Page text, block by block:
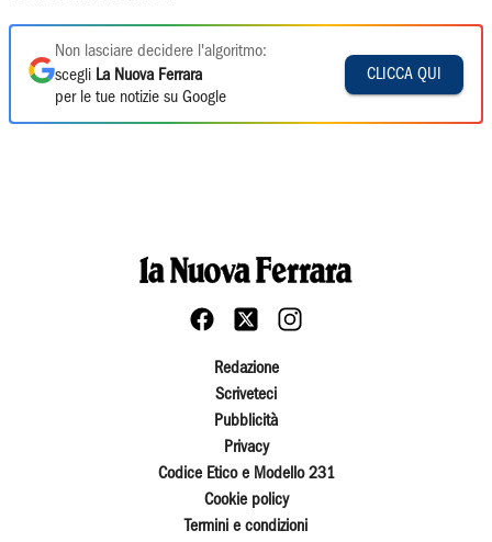
Non lasciare decidere l'algoritmo:
scegli La Nuova Ferrara
per le tue notizie su Google
CLICCA QUI
Redazione
Scriveteci
Pubblicità
Privacy
Codice Etico e Modello 231
Cookie policy
Termini e condizioni